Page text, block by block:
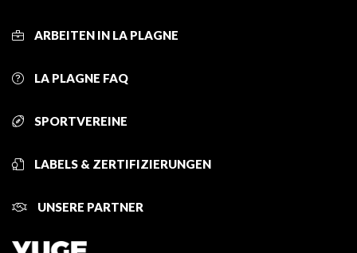
ARBEITEN IN LA PLAGNE
LA PLAGNE FAQ
SPORTVEREINE
LABELS & ZERTIFIZIERUNGEN
UNSERE PARTNER